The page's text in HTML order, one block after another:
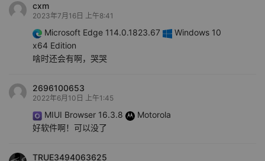
cxm
2023年7月16日 上午8:41
Microsoft Edge 114.0.1823.67
Windows 10
x64 Edition
啥时还会有啊，哭哭
2696100653
2022年6月10日 上午1:45
MIUI Browser 16.3.8
Motorola
好软件啊！可以没了
TRUE3494063625